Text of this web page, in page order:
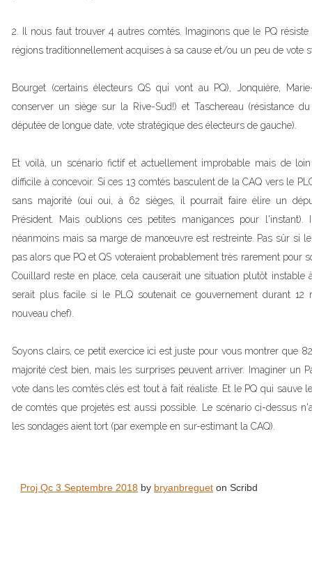
2. Il nous faut trouver 4 autres comtés. Imaginons que le PQ
régions traditionnellement acquises à sa cause et/ou un peu de vote
Bourget (certains électeurs QS qui vont au PQ), Jonquière,
conserver un siège sur la Rive-Sud!) et Taschereau (résistance
députée de longue date, vote stratégique des électeurs de gauche).
Et voilà, un scénario fictif et actuellement improbable mais de
difficile à concevoir. Si ces 13 comtés basculent de la CAQ vers le
sans majorité (oui oui, à 62 sièges, il pourrait faire élire un
Président. Mais oublions ces petites manigances pour l'instant).
néanmoins mais sa marge de manœuvre est restreinte. Pas sûr si
pas alors que PQ et QS voteraient probablement très rarement pour
Couillard reste en place, cela causerait une situation plutôt instable
serait plus facile si le PLQ soutenait ce gouvernement durant 12
nouveau chef).
Soyons clairs, ce petit exercice ici est juste pour vous montrer que
majorité c’est bien, mais les surprises peuvent arriver. Imaginer un
vote dans les comtés clés est tout à fait réaliste. Et le PQ qui sauve
de comtés que projetés est aussi possible. Le scénario ci-dessus
les sondages aient tort (par exemple en sur-estimant la CAQ).
Proj Qc 3 Septembre 2018 by bryanbreguet on Scribd